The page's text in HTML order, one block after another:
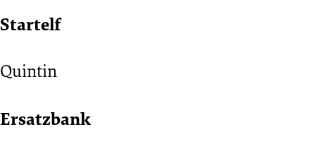
Startelf
Quintin
Ersatzbank